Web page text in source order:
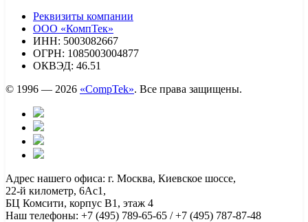
Реквизиты компании
ООО «КомпТек»
ИНН: 5003082667
ОГРН: 1085003004877
ОКВЭД: 46.51
© 1996 — 2026 «CompTek». Все права защищены.
Адрес нашего офиса: г. Москва, Киевское шоссе,
22-й километр, 6Ас1,
БЦ Комсити, корпус B1, этаж 4
Наш телефоны: +7 (495) 789-65-65 / +7 (495) 787-87-48